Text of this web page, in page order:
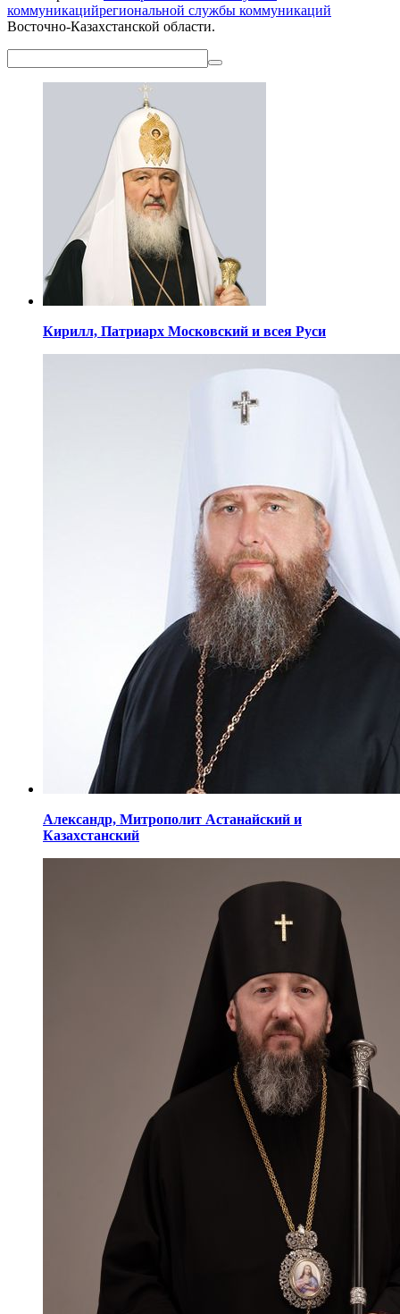
коммуникацийрегиональной службы коммуникаций
Восточно-Казахстанской области.
Кирилл, Патриарх Московский и всея Руси
Александр, Митрополит Астанайский и
Казахстанский